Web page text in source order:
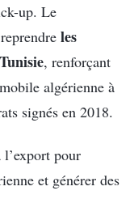
up. Le
les
, renforçant
algérienne à
signés en 2018.
l’export pour
et générer des